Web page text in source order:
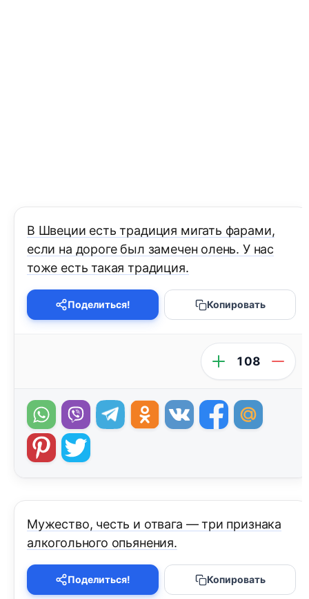
В Швеции есть традиция мигать фарами,
если на дороге был замечен олень. У нас
тоже есть такая традиция.
Поделиться! Копировать
108
Мужество, честь и отвага — три признака
алкогольного опьянения.
Поделиться! Копировать